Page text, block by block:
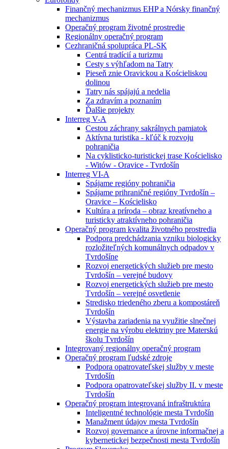
Finančný mechanizmus EHP a Nórsky finančný
mechanizmus
Operačný program životné prostredie
Regionálny operačný program
Cezhraničná spolupráca PL-SK
Centrá tradícií a turizmu
Cesty s výhľadom na Tatry
Pieseň znie Oravickou a Kościeliskou
dolinou
Tatry nás spájajú a nedelia
Za zdravím a poznaním
Ďalšie projekty
Interreg V-A
Cestou záchrany sakrálnych pamiatok
Aktívna turistika - kľúč k rozvoju
pohraničia
Na cyklisticko-turistickej trase Kościelisko
- Witów - Oravice - Tvrdošín
Interreg VI-A
Spájame regióny pohraničia
Spájame prihraničné regióny Tvrdošín –
Oravice – Kościelisko
Kultúra a príroda – obraz kreatívneho a
turisticky atraktívneho pohraničia
Operačný program kvalita životného prostredia
Podpora predchádzania vzniku biologicky
rozložiteľných komunálnych odpadov v
Tvrdošíne
Rozvoj energetických služieb pre mesto
Tvrdošín – verejné budovy
Rozvoj energetických služieb pre mesto
Tvrdošín – verejné osvetlenie
Stredisko triedeného zberu a kompostáreň
Tvrdošín
Výstavba zariadenia na využitie slnečnej
energie na výrobu elektriny pre Materskú
školu Tvrdošín
Integrovaný regionálny operačný program
Operačný program ľudské zdroje
Podpora opatrovateľskej služby v meste
Tvrdošín
Podpora opatrovateľskej služby II. v meste
Tvrdošín
Operačný program integrovaná infraštruktúra
Inteligentné technológie mesta Tvrdošín
Manažment údajov mesta Tvrdošín
Rozvoj governance a úrovne informačnej a
kybernetickej bezpečnosti mesta Tvrdošín